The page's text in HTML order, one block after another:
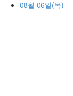
08월 06일(목)